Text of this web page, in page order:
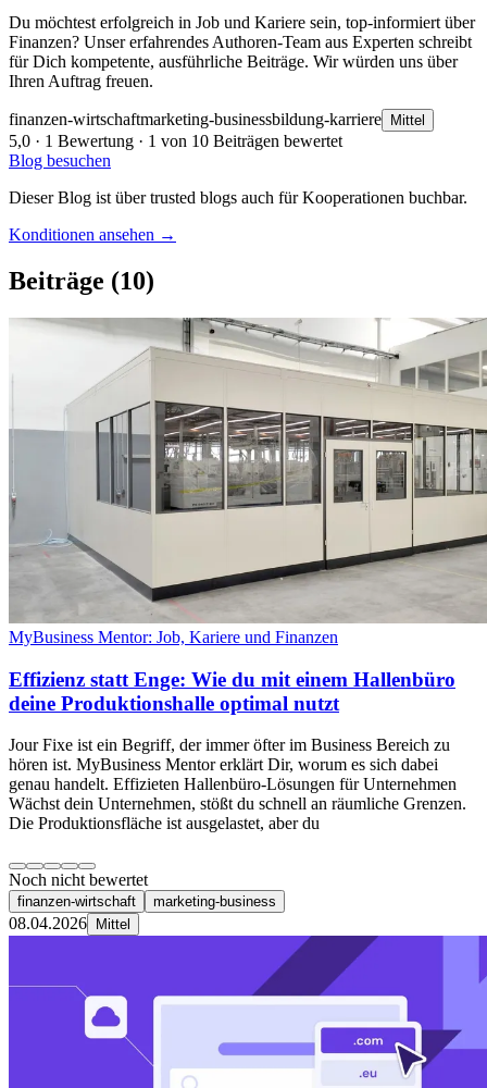
Du möchtest erfolgreich in Job und Kariere sein, top-informiert über
Finanzen? Unser erfahrendes Authoren-Team aus Experten schreibt
für Dich kompetente, ausführliche Beiträge. Wir würden uns über
Ihren Auftrag freuen.
finanzen-wirtschaftmarketing-businessbildung-karriere Mittel
5,0 · 1 Bewertung · 1 von 10 Beiträgen bewertet
Blog besuchen
Dieser Blog ist über trusted blogs auch für Kooperationen buchbar.
Konditionen ansehen →
Beiträge (10)
MyBusiness Mentor: Job, Kariere und Finanzen
Effizienz statt Enge: Wie du mit einem Hallenbüro
deine Produktionshalle optimal nutzt
Jour Fixe ist ein Begriff, der immer öfter im Business Bereich zu
hören ist. MyBusiness Mentor erklärt Dir, worum es sich dabei
genau handelt. Effizieten Hallenbüro-Lösungen für Unternehmen
Wächst dein Unternehmen, stößt du schnell an räumliche Grenzen.
Die Produktionsfläche ist ausgelastet, aber du
Noch nicht bewertet
finanzen-wirtschaft marketing-business
08.04.2026 Mittel